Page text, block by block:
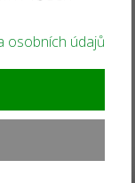
asistence
minut). Před
umístěna u
osobních údajů